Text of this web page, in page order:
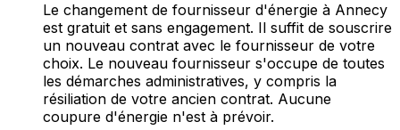
Le changement de fournisseur d'énergie à Annecy
est gratuit et sans engagement. Il suffit de souscrire
un nouveau contrat avec le fournisseur de votre
choix. Le nouveau fournisseur s'occupe de toutes
les démarches administratives, y compris la
résiliation de votre ancien contrat. Aucune
coupure d'énergie n'est à prévoir.